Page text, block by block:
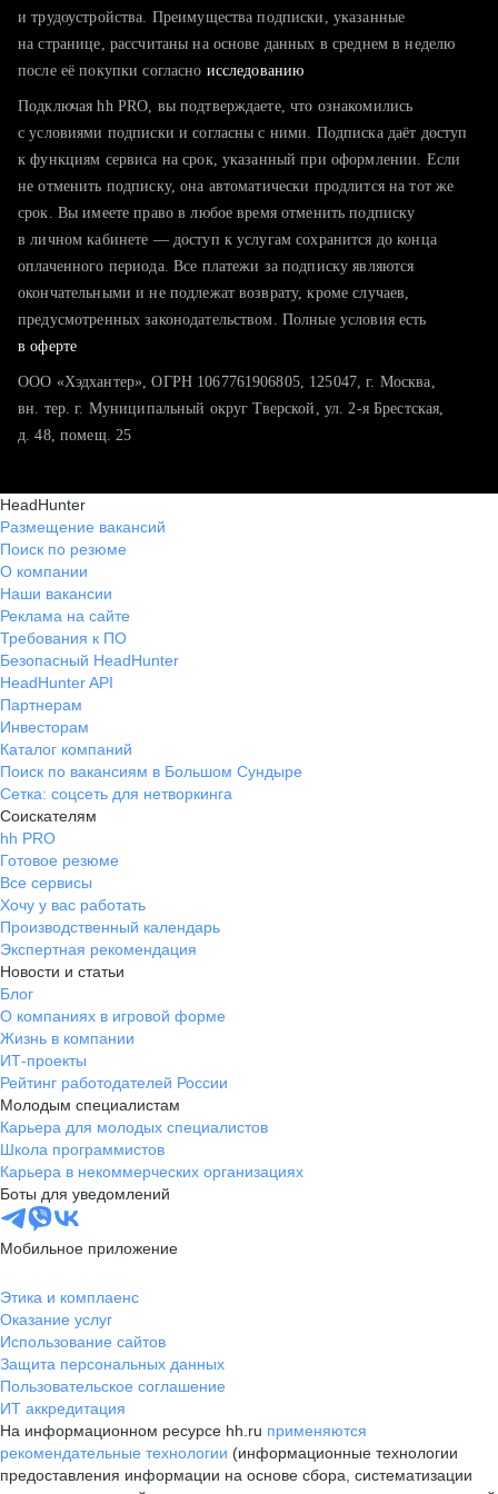
тратите много времени на поиск и вручную поднимаете
хотите сравнить себя с конкурентами и оценить шансы
и трудоустройства. Преимущества подписки, указанные
на странице, рассчитаны на основе данных в среднем в неделю
после её покупки согласно исследованию
Подключая hh PRO, вы подтверждаете, что ознакомились
с условиями подписки и согласны с ними. Подписка даёт доступ
к функциям сервиса на срок, указанный при оформлении. Если
не отменить подписку, она автоматически продлится на тот же
срок. Вы имеете право в любое время отменить подписку
в личном кабинете — доступ к услугам сохранится до конца
оплаченного периода. Все платежи за подписку являются
окончательными и не подлежат возврату, кроме случаев,
предусмотренных законодательством. Полные условия есть
в оферте
ООО «Хэдхантер», ОГРН 1067761906805, 125047, г. Москва,
вн. тер. г. Муниципальный округ Тверской, ул. 2-я Брестская,
д. 48, помещ. 25
HeadHunter
Размещение вакансий
Поиск по резюме
О компании
Наши вакансии
Реклама на сайте
Требования к ПО
Безопасный HeadHunter
HeadHunter API
Партнерам
Инвесторам
Каталог компаний
Поиск по вакансиям в Большом Сундыре
Сетка: соцсеть для нетворкинга
Соискателям
hh PRO
Готовое резюме
Все сервисы
Хочу у вас работать
Производственный календарь
Экспертная рекомендация
Новости и статьи
Блог
О компаниях в игровой форме
Жизнь в компании
ИТ-проекты
Рейтинг работодателей России
Молодым специалистам
Карьера для молодых специалистов
Школа программистов
Карьера в некоммерческих организациях
Боты для уведомлений
Мобильное приложение
Этика и комплаенс
Оказание услуг
Использование сайтов
Защита персональных данных
Пользовательское соглашение
ИТ аккредитация
На информационном ресурсе hh.ru применяются
рекомендательные технологии (информационные технологии
предоставления информации на основе сбора, систематизации